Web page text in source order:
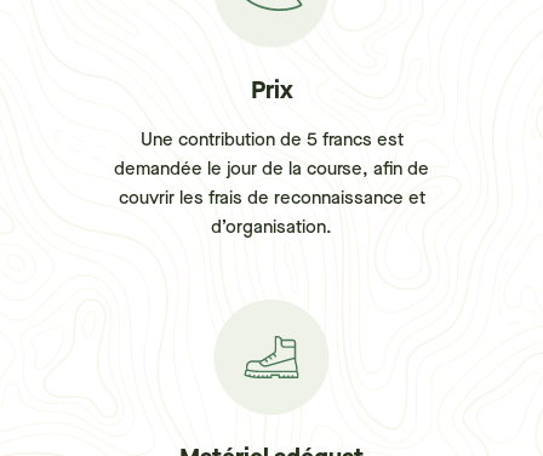
Prix
Une contribution de 5 francs est
demandée le jour de la course, afin de
couvrir les frais de reconnaissance et
d’organisation.